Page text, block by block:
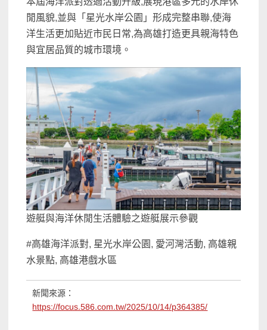
閒風貌,並與「星光水岸公園」形成完整串聯,使海
洋生活更加貼近市民日常,為高雄打造更具親海特色
與宜居品質的城市環境。
遊艇與海洋休閒生活體驗之遊艇展示參觀
#高雄海洋派對, 星光水岸公園, 愛河灣活動, 高雄親
水景點, 高雄港戲水區
新聞來源：
https://focus.586.com.tw/2025/10/14/p364385/